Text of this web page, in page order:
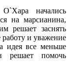
начались
на марсианина,
решает заснять
работу и уважение
идея все меньше
решает помочь